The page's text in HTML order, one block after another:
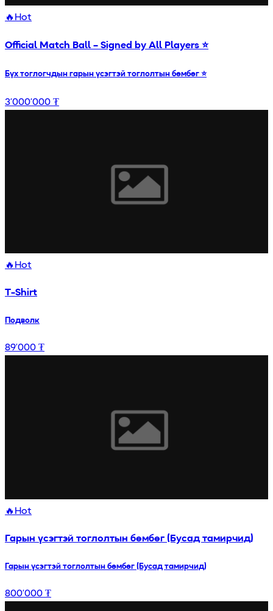
🔥 Hot
Official Match Ball – Signed by All Players ⭐
Бүх тоглогчдын гарын үсэгтэй тоглолтын бөмбөг ⭐
3’000’000 ₮
🔥 Hot
T-Shirt
Подволк
89’000 ₮
🔥 Hot
Гарын үсэгтэй тоглолтын бөмбөг (Бусад тамирчид)
Гарын үсэгтэй тоглолтын бөмбөг (Бусад тамирчид)
800’000 ₮